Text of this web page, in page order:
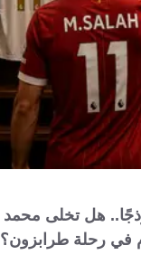
هل تخلى محمد
في رحلة طرابزون؟